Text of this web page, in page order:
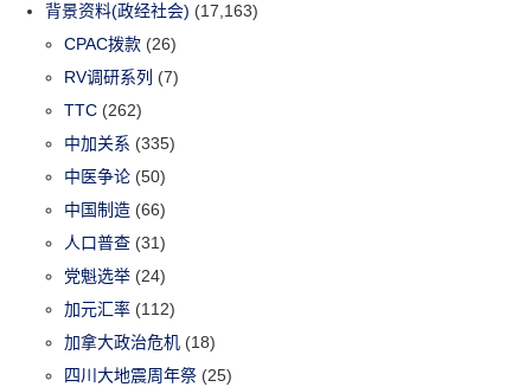
背景资料(政经社会) (17,163)
CPAC拨款 (26)
RV调研系列 (7)
TTC (262)
中加关系 (335)
中医争论 (50)
中国制造 (66)
人口普查 (31)
党魁选举 (24)
加元汇率 (112)
加拿大政治危机 (18)
四川大地震周年祭 (25)